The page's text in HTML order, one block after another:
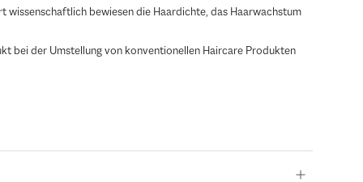
wissenschaftlich bewiesen die Haardichte, das Haarwachstum
bei der Umstellung von konventionellen Haircare Produkten